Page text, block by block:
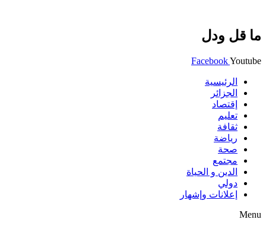
ما قل ودل
FacebookYoutube
الرئيسية
الجزائر
إقتصاد
تعليم
ثقافة
رياضة
صحة
مجتمع
الدين و الحياة
دولي
إعلانات وإشهار
Menu